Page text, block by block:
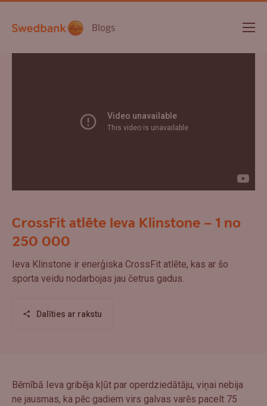
Blogs
CrossFit atlēte Ieva Klinstone – 1 no
250 000
Ieva Klinstone ir enerģiska CrossFit atlēte, kas ar šo
sporta veidu nodarbojas jau četrus gadus.
Dalīties ar rakstu
Bērnībā Ieva gribēja kļūt par operdziedātāju, viņai nebija
ne jausmas, ka pēc gadiem virs galvas varēs pacelt 75